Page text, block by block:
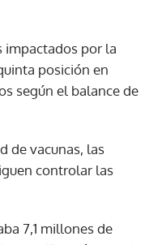
impactados por la
posición en
según el balance de
de vacunas, las
controlar las
7,1 millones de